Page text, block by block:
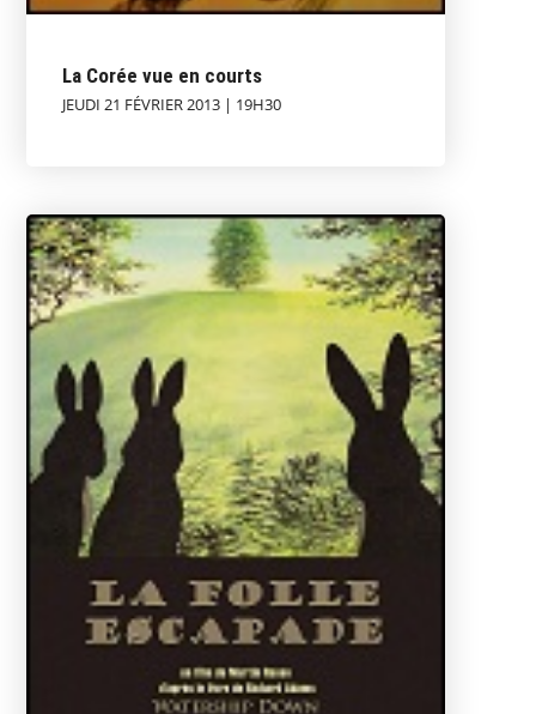
La Corée vue en courts
JEUDI 21 FÉVRIER 2013 | 19H30